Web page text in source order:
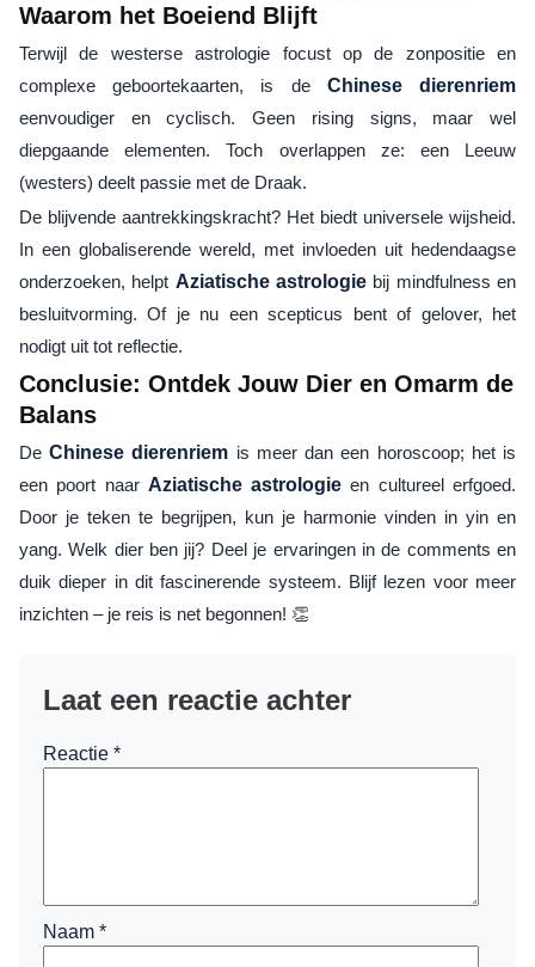
Waarom het Boeiend Blijft
Terwijl de westerse astrologie focust op de zonpositie en
complexe geboortekaarten, is de Chinese dierenriem
eenvoudiger en cyclisch. Geen rising signs, maar wel
diepgaande elementen. Toch overlappen ze: een Leeuw
(westers) deelt passie met de Draak.
De blijvende aantrekkingskracht? Het biedt universele wijsheid.
In een globaliserende wereld, met invloeden uit hedendaagse
onderzoeken, helpt Aziatische astrologie bij mindfulness en
besluitvorming. Of je nu een scepticus bent of gelover, het
nodigt uit tot reflectie.
Conclusie: Ontdek Jouw Dier en Omarm de
Balans
DeChinese dierenriem is meer dan een horoscoop; het is
een poort naar Aziatische astrologie en cultureel erfgoed.
Door je teken te begrijpen, kun je harmonie vinden in yin en
yang. Welk dier ben jij? Deel je ervaringen in de comments en
duik dieper in dit fascinerende systeem. Blijf lezen voor meer
inzichten – je reis is net begonnen! 👏
Laat een reactie achter
Reactie *
Naam *